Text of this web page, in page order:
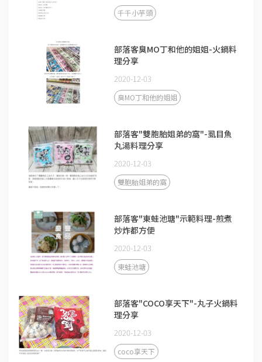
千千小芋頭
部落客臭MO丁和他的姐姐-火鍋料
理分享
2020-12-03
臭MO丁和他的姐姐
部落客"雙胞胎姐弟的窩"-虱目魚
丸湯料理分享
2020-12-03
雙胞胎姐弟的窩
部落客"東蛙池瑭"示範料理-煎煮
炒炸都方便
2020-12-03
東蛙池塘
部落客"COCO享天下"-丸子火鍋料
理分享
2020-12-03
coco享天下